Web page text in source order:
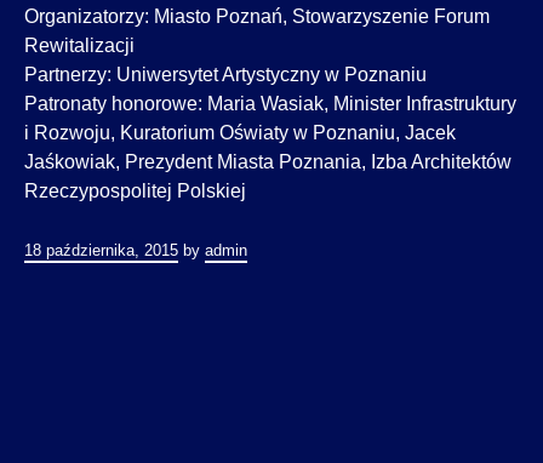
Organizatorzy: Miasto Poznań, Stowarzyszenie Forum
Rewitalizacji
Partnerzy: Uniwersytet Artystyczny w Poznaniu
Patronaty honorowe: Maria Wasiak, Minister Infrastruktury
i Rozwoju, Kuratorium Oświaty w Poznaniu, Jacek
Jaśkowiak, Prezydent Miasta Poznania, Izba Architektów
Rzeczypospolitej Polskiej
18 października, 2015 by admin